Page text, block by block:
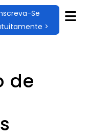
Se
>
de